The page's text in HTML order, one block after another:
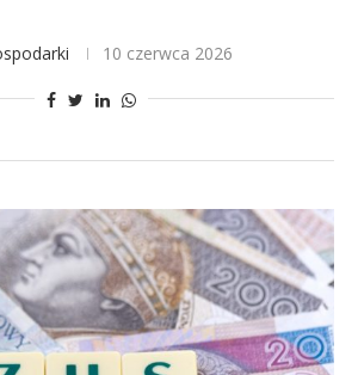
10 czerwca 2026